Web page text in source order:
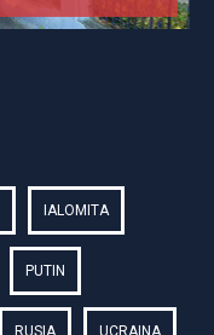
IALOMITA
PUTIN
RUSIA UCRAINA